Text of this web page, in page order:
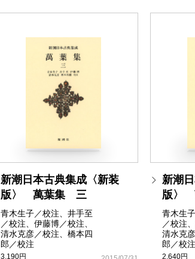
新潮日本古典集成〈新装
版〉 萬葉集 三
青木生子／校注、井手至
／校注、伊藤博／校注、
清水克彦／校注、橋本四
郎／校注
3,190円
新潮
版〉
青木生
／校注
清水克
郎／校注
2,640円